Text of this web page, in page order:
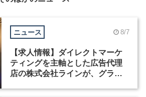
ニュース 8/7
【求人情報】ダイレクトマーケ
ティングを主軸とした広告代理
店の株式会社ラインが、グラフ